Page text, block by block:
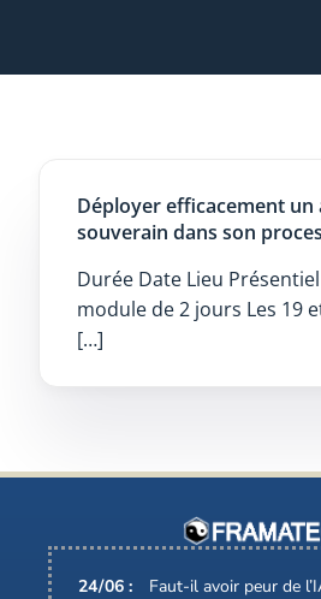
Déployer efficacement un
souverain dans son
Durée Date Lieu
module de 2 jours Les 19
[…]
24/06 : Faut-il avoir peur de l’IA dans nos